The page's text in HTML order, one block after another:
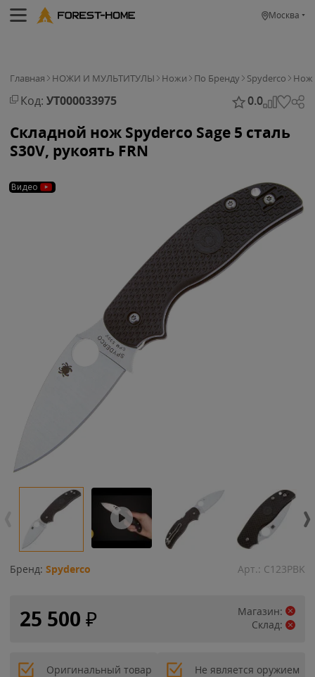
Москва
Главная НОЖИ И МУЛЬТИТУЛЫ Ножи По Бренду Spyderco Нож
Код: УТ000033975 0.0
Складной нож Spyderco Sage 5 сталь
S30V, рукоять FRN
Видео
Бренд: Spyderco Арт.: C123PBK
25 500 ₽
Магазин:
Склад:
Оригинальный товар Не является оружием